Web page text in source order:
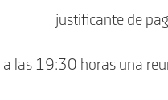
justificante de
a las 19:30 horas una